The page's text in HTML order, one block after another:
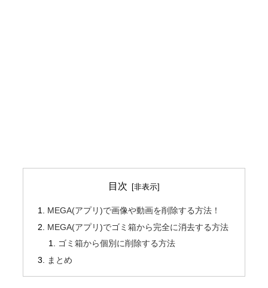
目次
MEGA(アプリ)で画像や動画を削除する方法！
MEGA(アプリ)でゴミ箱から完全に消去する方法
ゴミ箱から個別に削除する方法
まとめ